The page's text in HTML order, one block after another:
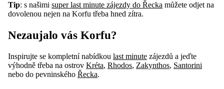
Tip: s našimi super last minute zájezdy do Řecka můžete odjet na
dovolenou nejen na Korfu třeba hned zítra.
Nezaujalo vás Korfu?
Inspirujte se kompletní nabídkou last minute zájezdů a jeďte
výhodně třeba na ostrov Kréta, Rhodos, Zakynthos, Santorini
nebo do pevninského Řecka.